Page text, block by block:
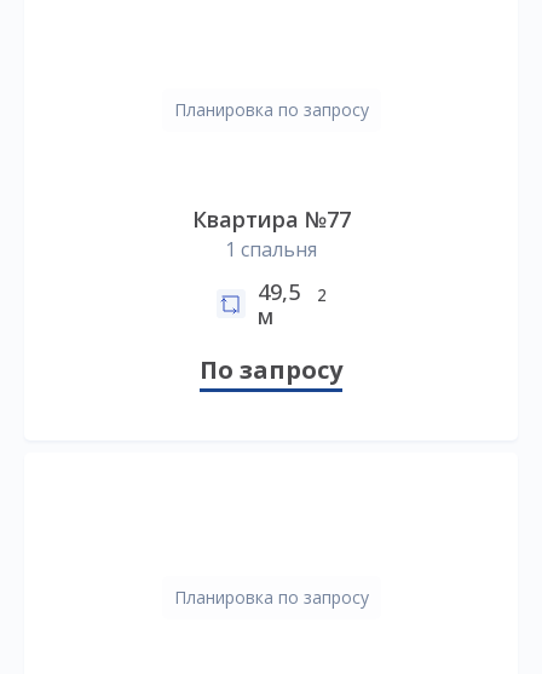
Планировка по запросу
Квартира №77
1 спальня
49,5
м
2
По запросу
Планировка по запросу